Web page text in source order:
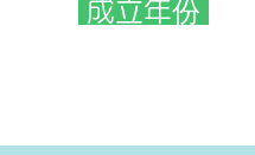
成立年份